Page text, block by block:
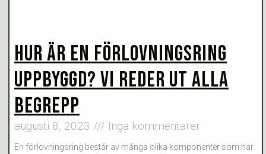
HUR ÄR EN FÖRLOVNINGSRING
UPPBYGGD? VI REDER UT ALLA
BEGREPP
augusti 8, 2023 Inga kommentarer
En förlovningsring består av många olika komponenter som har